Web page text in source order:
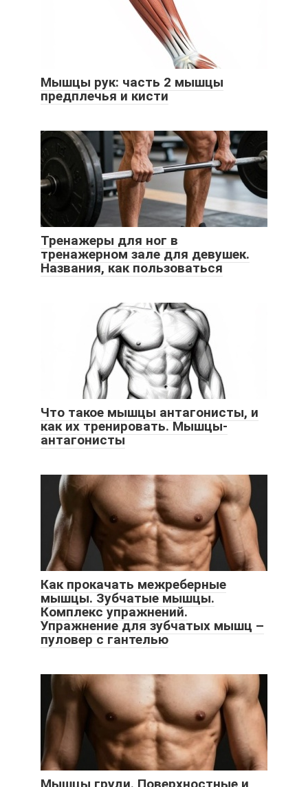
Мышцы рук: часть 2 мышцы
предплечья и кисти
Тренажеры для ног в
тренажерном зале для девушек.
Названия, как пользоваться
Что такое мышцы антагонисты, и
как их тренировать. Мышцы-
антагонисты
Как прокачать межреберные
мышцы. Зубчатые мышцы.
Комплекс упражнений.
Упражнение для зубчатых мышц –
пуловер с гантелью